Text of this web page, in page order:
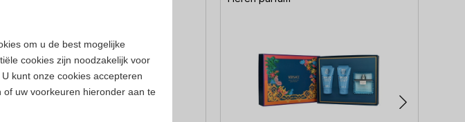
om u de best mogelijke
cookies zijn noodzakelijk voor
kunt onze cookies accepteren
uw voorkeuren hieronder aan te